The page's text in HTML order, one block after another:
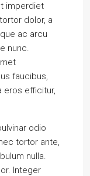
imperdiet
dolor, a
ac arcu
nunc.
faucibus,
eros efficitur,
odio
tortor ante,
nulla.
Integer